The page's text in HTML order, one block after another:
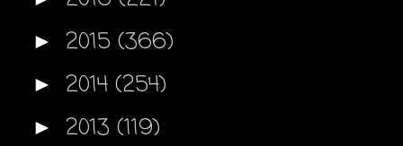
► 2015 (366)
► 2014 (254)
► 2013 (119)